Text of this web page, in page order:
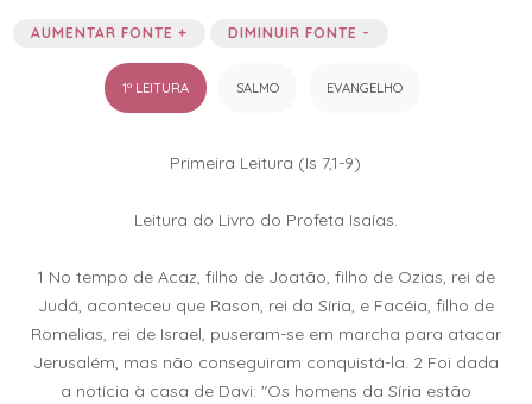
AUMENTAR FONTE + DIMINUIR FONTE -
1ª LEITURA SALMO EVANGELHO
Primeira Leitura (Is 7,1-9)
Leitura do Livro do Profeta Isaías.
1 No tempo de Acaz, filho de Joatão, filho de Ozias, rei de
Judá, aconteceu que Rason, rei da Síria, e Facéia, filho de
Romelias, rei de Israel, puseram-se em marcha para atacar
Jerusalém, mas não conseguiram conquistá-la. 2 Foi dada
a notícia à casa de Davi: "Os homens da Síria estão